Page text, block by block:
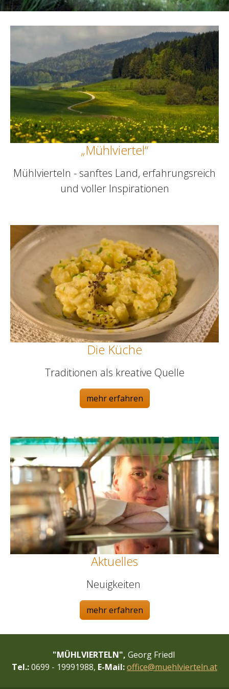
„Mühlviertel“
Mühlvierteln - sanftes Land, erfahrungsreich
und voller Inspirationen
Die Küche
Traditionen als kreative Quelle
mehr erfahren
Aktuelles
Neuigkeiten
mehr erfahren
"MÜHLVIERTELN", Georg Friedl
Tel.:0699 - 19991988, E-Mail:office@muehlvierteln.at